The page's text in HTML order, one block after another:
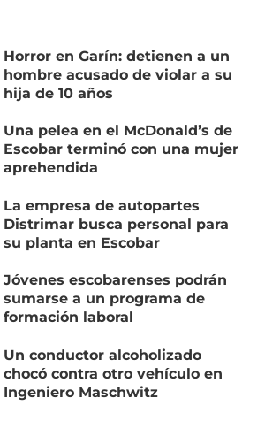
Horror en Garín: detienen a un
hombre acusado de violar a su
hija de 10 años
Una pelea en el McDonald’s de
Escobar terminó con una mujer
aprehendida
La empresa de autopartes
Distrimar busca personal para
su planta en Escobar
Jóvenes escobarenses podrán
sumarse a un programa de
formación laboral
Un conductor alcoholizado
chocó contra otro vehículo en
Ingeniero Maschwitz